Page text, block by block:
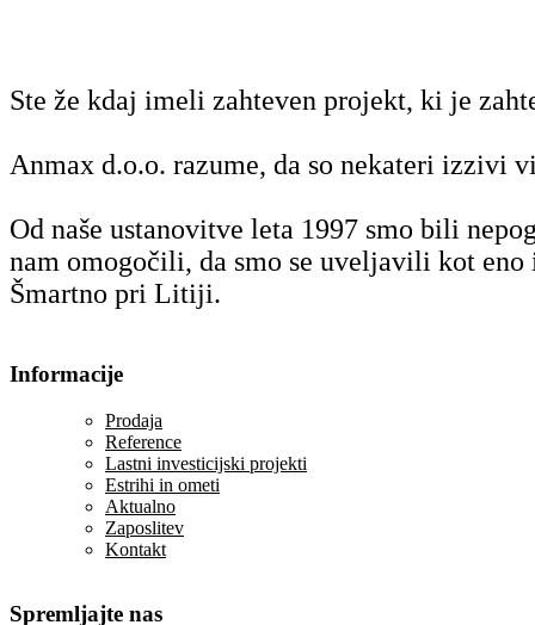
Ste že kdaj imeli zahteven projekt, ki je
Anmax d.o.o. razume, da so nekateri izzivi
Od naše ustanovitve leta 1997 smo bili
nam omogočili, da smo se uveljavili kot
Šmartno pri Litiji.
Informacije
Prodaja
Reference
Lastni investicijski projekti
Estrihi in ometi
Aktualno
Zaposlitev
Kontakt
Spremljajte nas